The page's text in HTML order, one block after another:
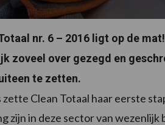
nr. 6 – 2016 ligt op de
zoveel over gezegd en
te zetten.
zette Clean Totaal haar eerste
zijn in deze sector van